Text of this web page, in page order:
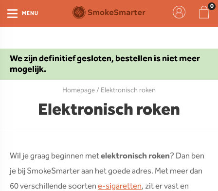
We zijn definitief gesloten, bestellen is niet meer
mogelijk.
MENU
Homepage/ Elektronisch roken
Elektronisch roken
Wil je graag beginnen metelektronisch roken? Dan ben
je bij SmokeSmarter aan het goede adres. Met meer dan
60 verschillende soortene-sigaretten, zit er vast en